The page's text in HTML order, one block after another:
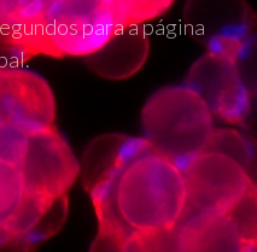
para a página